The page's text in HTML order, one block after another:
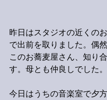
昨日はスタジオの近くの
で出前を取りました。偶
このお蕎麦屋さん、知り
す。母とも仲良しでした
今日はうちの音楽室で夕